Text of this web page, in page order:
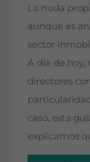
La nuda
aunque es
sector
A día de hoy,
directores
caso, esta
explicamos